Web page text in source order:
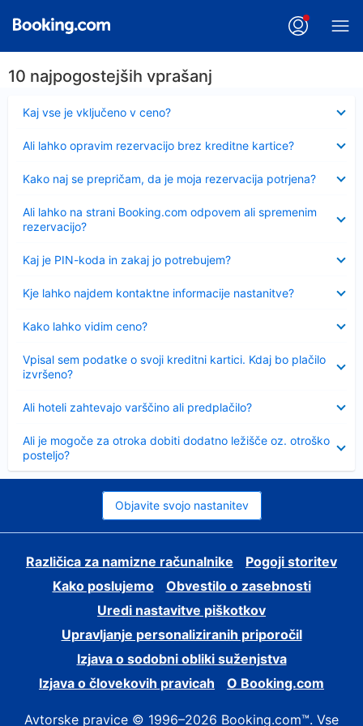
10 najpogostejših vprašanj
Kaj vse je vključeno v ceno?
Ali lahko opravim rezervacijo brez kreditne kartice?
Kako naj se prepričam, da je moja rezervacija potrjena?
Ali lahko na strani Booking.com odpovem ali spremenim
rezervacijo?
Kaj je PIN-koda in zakaj jo potrebujem?
Kje lahko najdem kontaktne informacije nastanitve?
Kako lahko vidim ceno?
Vpisal sem podatke o svoji kreditni kartici. Kdaj bo plačilo
izvršeno?
Ali hoteli zahtevajo varščino ali predplačilo?
Ali je mogoče za otroka dobiti dodatno ležišče oz. otroško
posteljo?
Objavite svojo nastanitev
Različica za namizne računalnike
Pogoji storitev
Kako poslujemo
Obvestilo o zasebnosti
Uredi nastavitve piškotkov
Upravljanje personaliziranih priporočil
Izjava o sodobni obliki suženjstva
Izjava o človekovih pravicah
O Booking.com
Avtorske pravice © 1996–2026 Booking.com™. Vse